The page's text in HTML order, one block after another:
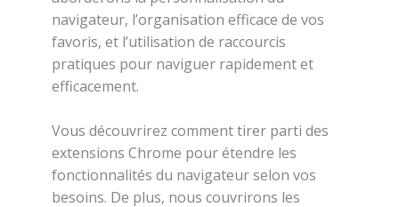
navigateur, l’organisation efficace de vos
favoris, et l’utilisation de raccourcis
pratiques pour naviguer rapidement et
efficacement.
Vous découvrirez comment tirer parti des
extensions Chrome pour étendre les
fonctionnalités du navigateur selon vos
besoins. De plus, nous couvrirons les